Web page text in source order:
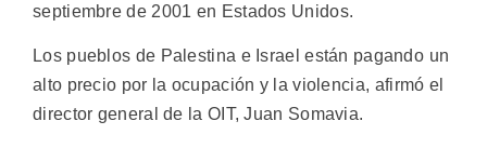
septiembre de 2001 en Estados Unidos.
Los pueblos de Palestina e Israel están pagando un
alto precio por la ocupación y la violencia, afirmó el
director general de la OIT, Juan Somavia.